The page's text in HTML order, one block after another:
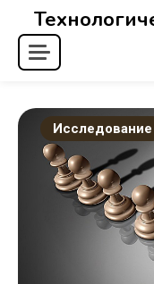
Перейти
содержимому
Исследование